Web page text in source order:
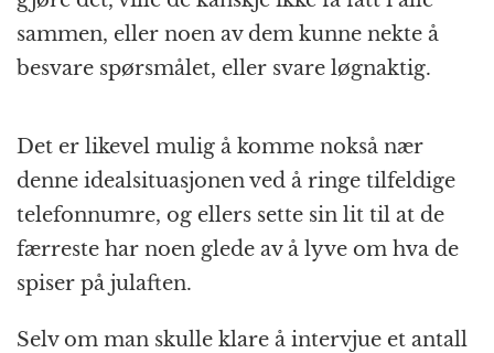
sammen, eller noen av dem kunne nekte å
besvare spørsmålet, eller svare løgnaktig.
Det er likevel mulig å komme nokså nær
denne idealsituasjonen ved å ringe tilfeldige
telefonnumre, og ellers sette sin lit til at de
færreste har noen glede av å lyve om hva de
spiser på julaften.
Selv om man skulle klare å intervjue et antall